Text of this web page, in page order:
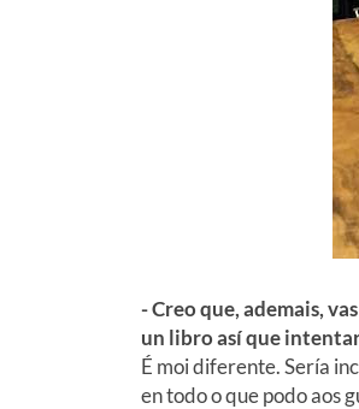
- Creo que, ademais,
un libro así que
É moi diferente. Sería
en todo o que podo aos